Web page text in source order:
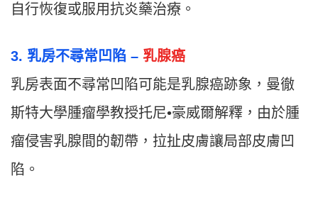
自行恢復或服用抗炎藥治療。
3. 乳房不尋常凹陷 – 乳腺癌
乳房表面不尋常凹陷可能是乳腺癌跡象，曼徹
斯特大學腫瘤學教授托尼•豪威爾解釋，由於腫
瘤侵害乳腺間的韌帶，拉扯皮膚讓局部皮膚凹
陷。